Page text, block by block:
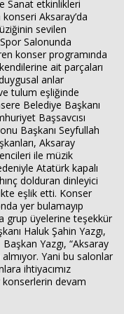
Sanat etkinlikleri
Aksaray’da
sevilen
Salonunda
konser programında
ait parçaları
anlar
tulum eşliğinde
Belediye Başkanı
Başsavcısı
Başkanı Seyfullah
Aksaray
ile müzik
Atatürk kapalı
dolduran dinleyici
eşlik etti. Konser
yer bulamayıp
grup üyelerine teşekkür
Haluk Şahin Yazgı,
Yazgı, “Aksaray
Yani bu salonlar
ihtiyacımız
devam
Haberin Doğru Adresi.